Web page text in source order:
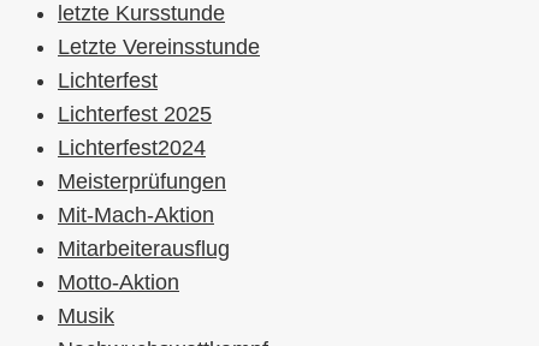
letzte Kursstunde
Letzte Vereinsstunde
Lichterfest
Lichterfest 2025
Lichterfest2024
Meisterprüfungen
Mit-Mach-Aktion
Mitarbeiterausflug
Motto-Aktion
Musik